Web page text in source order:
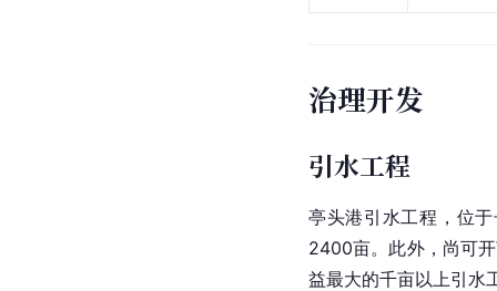
治理开发
引水工程
亭头港引水工程，位
2400亩。此外，尚可
益最大的千亩以上引水